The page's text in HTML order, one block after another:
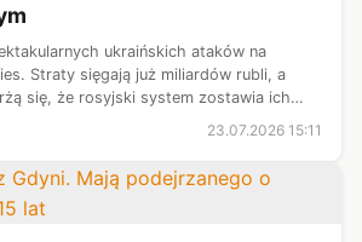
ukraińskich ataków na
Straty sięgają już miliardów rubli, a
się, że rosyjski system zostawia ich
23.07.2026 15:11